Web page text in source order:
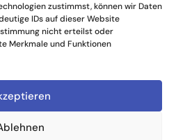
zustimmst, können wir Daten
IDs auf dieser Website
nicht erteilst oder
Merkmale und Funktionen